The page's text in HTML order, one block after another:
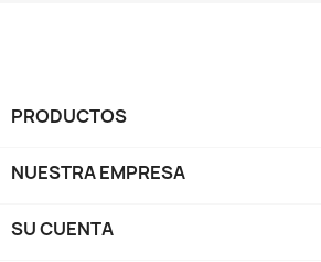
PRODUCTOS
NUESTRA EMPRESA
SU CUENTA